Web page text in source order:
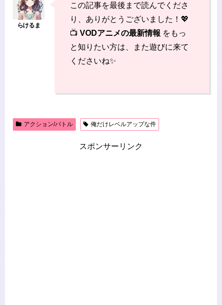
この記事を最後まで読んでくださ
り、ありがとうございました！💖
📺 VODアニメの最新情報 をもっ
と知りたい方は、また遊びに来て
くださいね✨
アクション/バトル 俺だけレベルアップな件
スポンサーリンク